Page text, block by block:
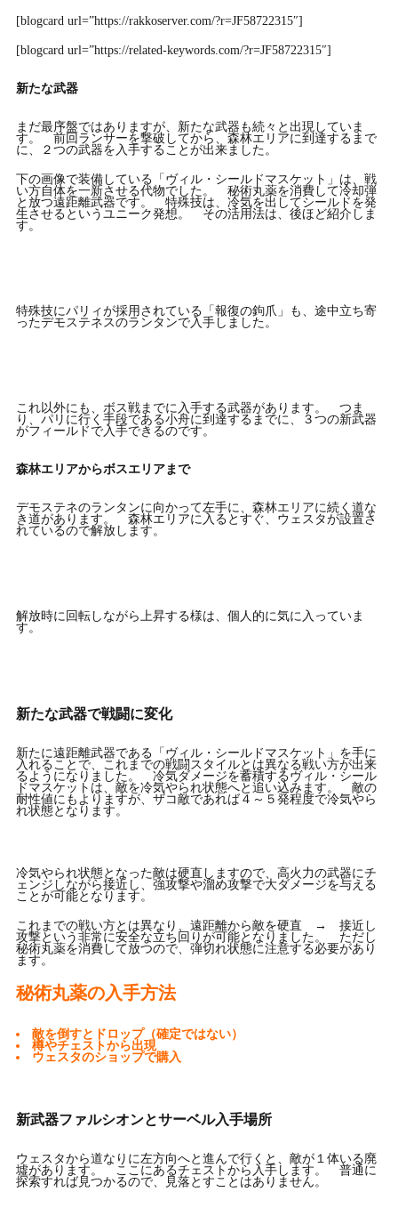
[blogcard url=”https://rakkoserver.com/?r=JF58722315″]
[blogcard url=”https://related-keywords.com/?r=JF58722315″]
新たな武器
まだ最序盤ではありますが、新たな武器も続々と出現していま
す。 前回ランサーを撃破してから、森林エリアに到達するまで
に、２つの武器を入手することが出来ました。
下の画像で装備している「ヴィル・シールドマスケット」は、戦
い方自体を一新させる代物でした。 秘術丸薬を消費して冷却弾
と放つ遠距離武器です。 特殊技は、冷気を出してシールドを発
生させるというユニーク発想。 その活用法は、後ほど紹介しま
す。
特殊技にパリィが採用されている「報復の鉤爪」も、途中立ち寄
ったデモステネスのランタンで入手しました。
これ以外にも、ボス戦までに入手する武器があります。 つま
り、パリに行く手段である小舟に到達するまでに、３つの新武器
がフィールドで入手できるのです。
森林エリアからボスエリアまで
デモステネのランタンに向かって左手に、森林エリアに続く道な
き道があります。 森林エリアに入るとすぐ、ウェスタが設置さ
れているので解放します。
解放時に回転しながら上昇する様は、個人的に気に入っていま
す。
新たな武器で戦闘に変化
新たに遠距離武器である「ヴィル・シールドマスケット」を手に
入れることで、これまでの戦闘スタイルとは異なる戦い方が出来
るようになりました。 冷気ダメージを蓄積するヴィル・シール
ドマスケットは、敵を冷気やられ状態へと追い込みます。 敵の
耐性値にもよりますが、ザコ敵であれば４～５発程度で冷気やら
れ状態となります。
冷気やられ状態となった敵は硬直しますので、高火力の武器にチ
ェンジしながら接近し、強攻撃や溜め攻撃で大ダメージを与える
ことが可能となります。
これまでの戦い方とは異なり、遠距離から敵を硬直 → 接近し
攻撃という非常に安全な立ち回りが可能となりました。 ただし
秘術丸薬を消費して放つので、弾切れ状態に注意する必要があり
ます。
秘術丸薬の入手方法
敵を倒すとドロップ（確定ではない）
樽やチェストから出現
ウェスタのショップで購入
新武器ファルシオンとサーベル入手場所
ウェスタから道なりに左方向へと進んで行くと、敵が１体いる廃
墟があります。 ここにあるチェストから入手します。 普通に
探索すれば見つかるので、見落とすことはありません。